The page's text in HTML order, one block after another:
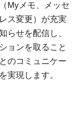
Myメモ、メッセ
ス変更）が充実
らせを配信し、
ョンを取ること
のコミュニケー
実現します。